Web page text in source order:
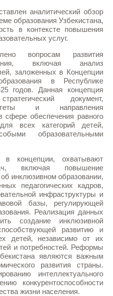
аналитический обзор
образования Узбекистана,
в контексте повышения
услуг.
вопросам развития
включая анализ
заложенных в Концепции
в Республике
годов. Данная концепция
документ,
и направления
сфере обеспечения равного
всех категорий детей,
образовательными
в концепции, охватывают
включая повышение
инклюзивном образовании,
педагогических кадров,
инфраструктуры и
базы, регулирующей
Реализация данных
создание инклюзивной
развитию и
детей, независимо от их
и потребностей. Реформы
являются важным
развития страны.
интеллектуального
конкурентоспособности
жизни населения.